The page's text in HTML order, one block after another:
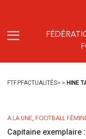
FTF.PF >
ACTUALITÉS > HINE
A LA UNE, FOOTBALL
Capitaine exemplaire